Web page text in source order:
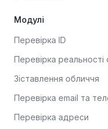
Модулі
Перевірка ID
Перевірка
Зіставлення обличчя
Перевірка email та
Перевірка адреси